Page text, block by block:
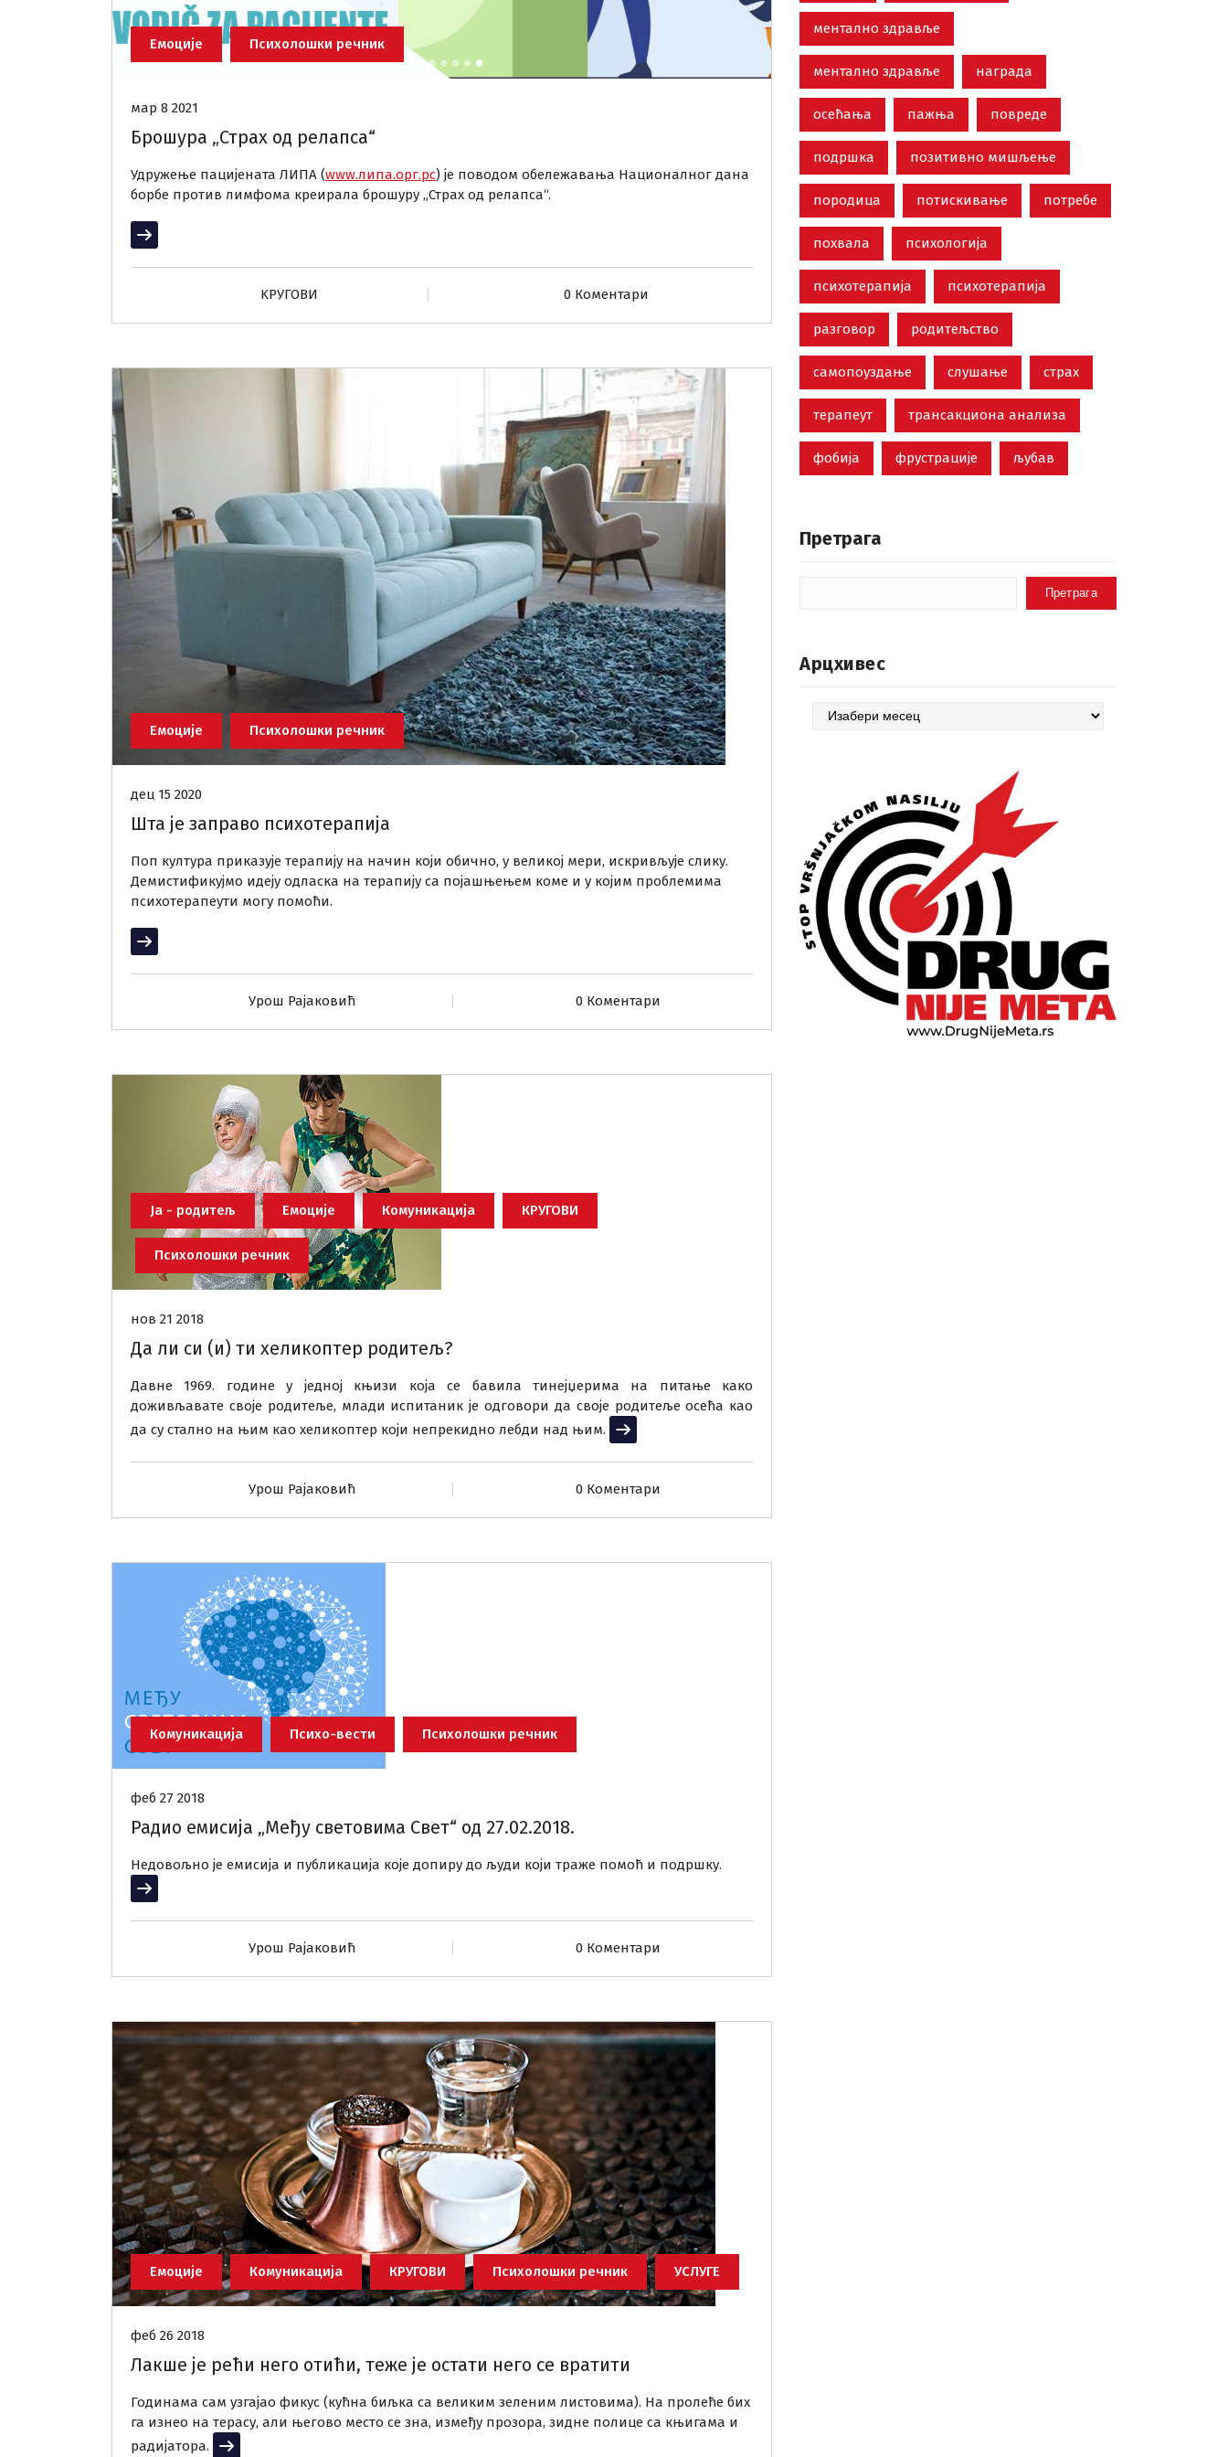
Емоције Психолошки речник
мар 8 2021
Брошура „Страх од релапса“
Удружење пацијената ЛИПА (www.липа.орг.рс) је поводом обележавања Националног дана
борбе против лимфома креирала брошуру „Страх од релапса“.
Прочитај више
KРУГОВИ 0 Коментари
Емоције Психолошки речник
дец 15 2020
Шта је заправо психотерапија
Поп култура приказује терапију на начин који обично, у великој мери, искривљује слику.
Демистификујмо идеју одласка на терапију са појашњењем коме и у којим проблемима
психотерапеути могу помоћи.
Прочитај више
Урош Рајаковић 0 Коментари
Ја - родитељ Емоције Комуникација КРУГОВИ
Психолошки речник
нов 21 2018
Да ли си (и) ти хеликоптер родитељ?
Давне 1969. године у једној књизи која се бавила тинејџерима на питање како
доживљавате своје родитеље, млади испитаник је одговори да своје родитеље осећа као
да су стално на њим као хеликоптер који непрекидно лебди над њим.
Прочитај више
Урош Рајаковић 0 Коментари
Комуникација Психо-вести Психолошки речник
феб 27 2018
Радио емисија „Међу световима Свет“ од 27.02.2018.
Недовољно је емисија и публикација које допиру до људи који траже помоћ и подршку.
Прочитај више
Урош Рајаковић 0 Коментари
Емоције Комуникација КРУГОВИ Психолошки речник УСЛУГЕ
феб 26 2018
Лакше је рећи него отићи, теже је остати него се вратити
Годинама сам узгајао фикус (кућна биљка са великим зеленим листовима). На пролеће бих
га изнео на терасу, али његово место се зна, између прозора, зидне полице са књигама и
радијатора.
Прочитај више
ментално здравље
ментално здравље награда
осећања пажња повреде
подршка позитивно мишљење
породица потискивање потребе
похвала психологија
психотерапија психотерапија
разговор родитељство
самопоуздање слушање страх
терапеут трансакциона анализа
фобија фрустрације љубав
Претрага
Претрага
Арцхивес
Арцхивес